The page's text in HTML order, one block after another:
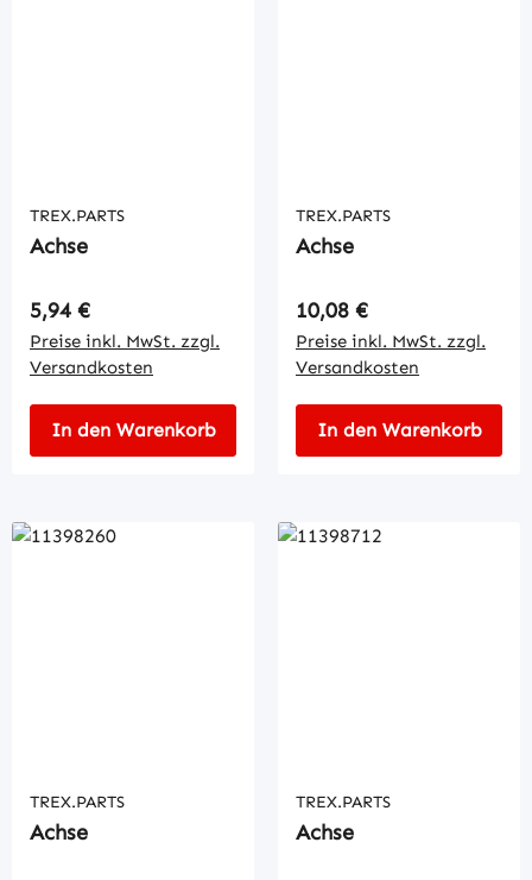
TREX.PARTS
Achse
Regulärer Preis:
5,94 €
Preise inkl. MwSt. zzgl.
Versandkosten
In den Warenkorb
TREX.PARTS
Achse
Regulärer Preis:
10,08 €
Preise inkl. MwSt. zzgl.
Versandkosten
In den Warenkorb
TREX.PARTS
Achse
TREX.PARTS
Achse